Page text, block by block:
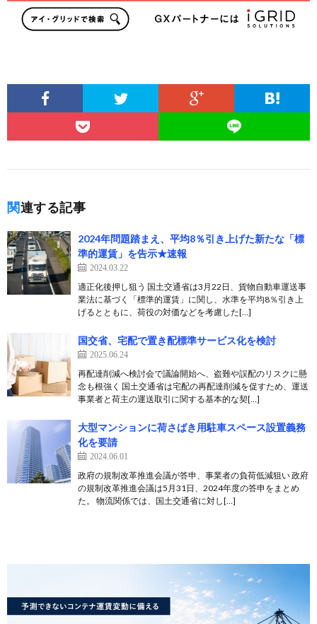
関連する記事
2024年問題踏まえ、平均8％引き上げた新たな「標
準的運賃」を告示★速報
2024.03.22
適正化後押し狙う 国土交通省は3月22日、貨物自動車運送事
業法に基づく「標準的運賃」に関し、水準を平均8％引き上
げるとともに、荷役の対価などを考慮した[…]
国交省、宅配で置き配標準サービス化を検討
2025.06.24
再配達削減へ検討会で議論開始へ、盗難や誤配のリスクに懸
念も根強く 国土交通省は宅配の再配達削減を促すため、運送
事業者と荷主の運送取引に関する基本的な契[…]
大型マンションに荷さばき用駐車スペース設置義務
化を要請
2024.06.01
政府の規制改革推進会議が答申、事業者の負荷低減狙い 政府
の規制改革推進会議は5月31日、2024年度の答申をまとめ
た。 物流関係では、国土交通省に対し[…]